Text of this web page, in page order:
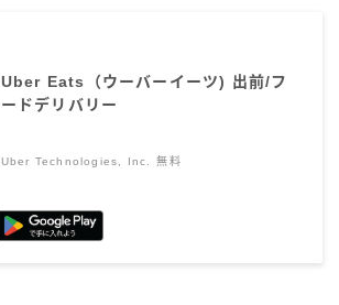
Uber Eats（ウーバーイーツ) 出前/フ
ードデリバリー
Uber Technologies, Inc. 無料